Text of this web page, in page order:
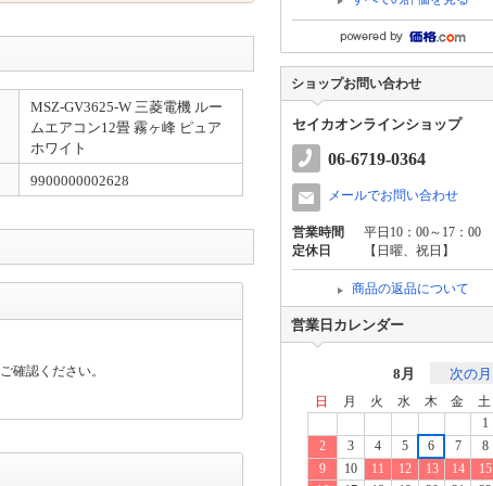
さい。 詳細はこちら
セッティングデリバリー」に社名変更
い。
詳細はこちら
MSZ-GV3625-W 三菱電機 ルー
ムエアコン12畳 霧ヶ峰 ピュア
ホワイト
9900000002628
確認ください。
ショップお問い合わせ
セイカオンラインショップ
06-6719-0364
メールでお問い合わせ
営業時間
平日10：00～17：00
定休日
【日曜、祝日】
商品の返品について
営業日カレンダー
8月 次の月
日 月 火 水 木 金
土
1
2
3 4 5 6 7
8
9
10 11 12 13 14
15